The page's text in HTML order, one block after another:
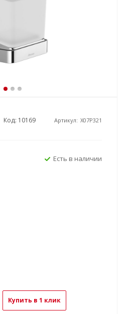
Код: 10169 Артикул: X07P321
Есть в наличии
Купить в 1 клик